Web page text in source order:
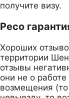
получите визу.
Ресо
Хороших
территории
отзывы
они не о
возмещения